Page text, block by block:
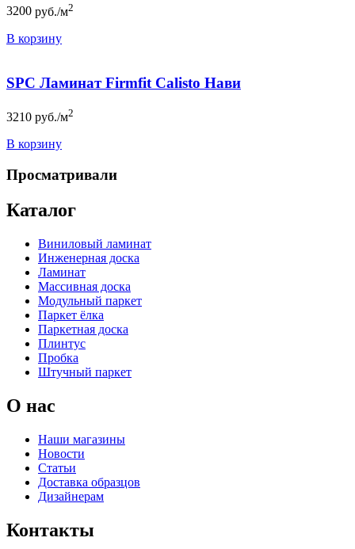
3200 руб./м2
В корзину
SPC Ламинат Firmfit Calisto Нави
3210 руб./м2
В корзину
Просматривали
Каталог
Виниловый ламинат
Инженерная доска
Ламинат
Массивная доска
Модульный паркет
Паркет ёлка
Паркетная доска
Плинтус
Пробка
Штучный паркет
О нас
Наши магазины
Новости
Статьи
Доставка образцов
Дизайнерам
Контакты